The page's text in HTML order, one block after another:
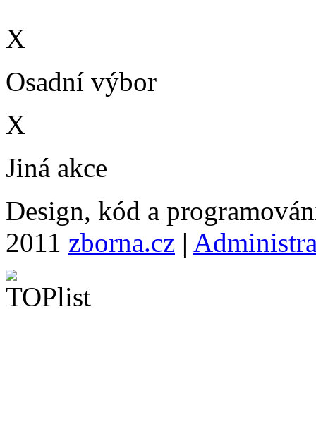
X
Osadní výbor
X
Jiná akce
Design, kód a
2011 zborna.cz |